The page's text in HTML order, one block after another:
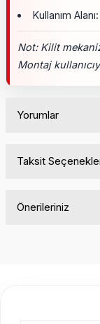
Kullanım
Not: Kilit
Montaj
Yorumlar
Taksit
Önerileriniz